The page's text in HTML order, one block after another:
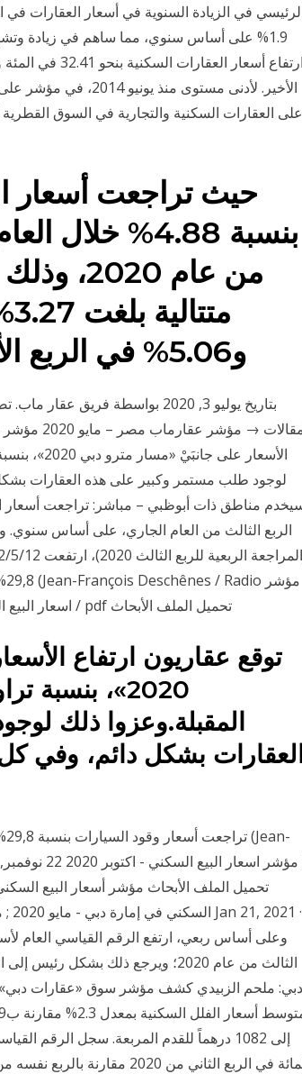
1.9% على أساس سنوي، مما ساهم في زيادة
الأخير. لأدنى مستوى
على العقارات السكنية والتجارية في السوق
حيث تراجعت أسعار
بنسبة 4.88%
من عام
و5.06% في الربع الأول 2020، و 4.05% في
الربع الثالث من العام الجاري، على أساس
اسعار البيع السكني - اكتوبر 2020 22 نوفمبر, 2020 / 4 ميجا بايت / pdf تحميل الملف الأبحاث
توقع عقاريون ارتفاع
المقبلة.وعزوا ذلك
العقارات بشكل دائم، وفي
المائة في الربع الثاني من